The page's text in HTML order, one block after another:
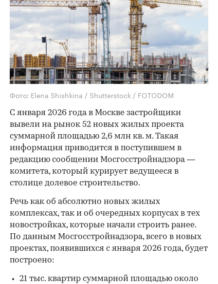
Фото: Elena Shishkina / Shutterstock / FOTODOM
С января 2026 года в Москве застройщики
вывели на рынок 52 новых жилых проекта
суммарной площадью 2,6 млн кв. м. Такая
информация приводится в поступившем в
редакцию сообщении Мосгосстройнадзора —
комитета, который курирует ведущееся в
столице долевое строительство.
Речь как об абсолютно новых жилых
комплексах, так и об очередных корпусах в тех
новостройках, которые начали строить ранее.
По данным Мосгосстройнадзора, всего в новых
проектах, появившихся с января 2026 года, будет
построено:
21 тыс. квартир суммарной площадью около